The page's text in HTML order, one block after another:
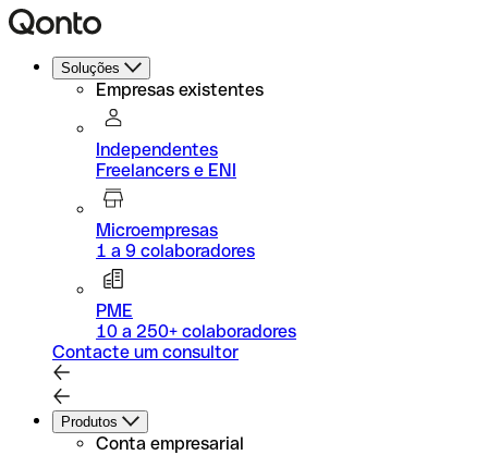
Soluções
Empresas existentes
Independentes
Freelancers e ENI
Microempresas
1 a 9 colaboradores
PME
10 a 250+ colaboradores
Contacte um consultor
Produtos
Conta empresarial